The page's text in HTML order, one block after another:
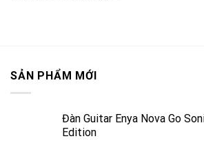
SẢN PHẨM MỚI
Đàn Guitar Enya Nova Go
Edition